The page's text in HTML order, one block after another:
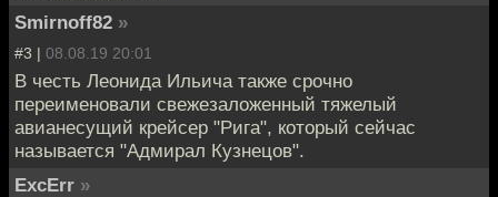
Smirnoff82 »
#3 | 08.08.19 20:01
В честь Леонида Ильича также срочно
переименовали свежезаложенный тяжелый
авианесущий крейсер "Рига", который сейчас
называется "Адмирал Кузнецов".
ExcErr »